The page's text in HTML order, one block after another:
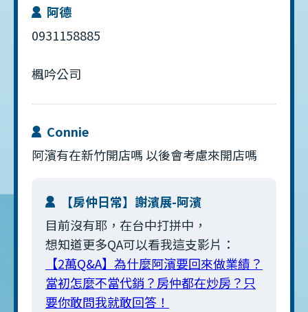
阿德
0931158885
楓吟公司
Connie
阿濱有在新竹開店嗎 以後會考慮來開店嗎
【房仲日常】謝濱展-阿濱
目前沒有耶，在台中打拼中，
想知道更多QA可以看我這支影片：
【2萬Q&A】為什麼阿濱要回來做業績？
當初怎麼不當代銷？房仲都在炒房？只
要你敢問我就敢回答！